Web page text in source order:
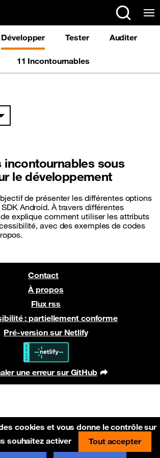
cookies
cookies et vous donne le contrôle sur
souhaitez activer
Tout accepter
Développer Tester Auditer
11 Incontournables
incontournables sous
le développement
de présenter les différentes options
SDKAndroid. À travers différentes
explique comment utiliser les attributs
avec des exemples de codes
Contact
À propos
Flux rss
: partiellement conforme
Pré-version sur Netlify
une erreur sur GitHub
fenêtre)